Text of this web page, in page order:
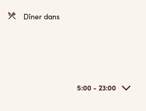
Dîner dans
5:00 - 23:00